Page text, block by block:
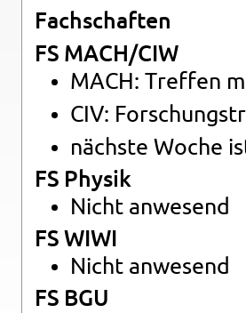
Fach­schaf­ten
FS MACH/CIW
MACH: Tref­fen
CIV:
nächs­te Woche
FS Phy­sik
Nicht an­we­send
FS WIWI
Nicht an­we­send
FS BGU